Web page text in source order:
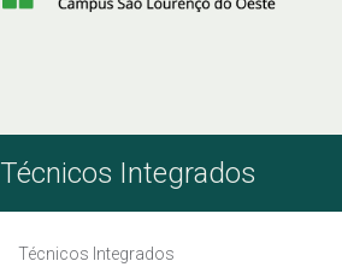
Técnicos Integrados
Técnicos Integrados